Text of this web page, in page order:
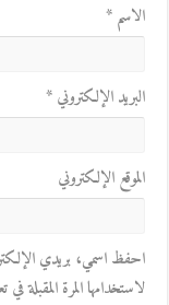
الاسم*
البريد الإلكتروني*
الموقع الإلكتروني
احفظ اسمي، بريدي
لاستخدامها المرة المقبلة في